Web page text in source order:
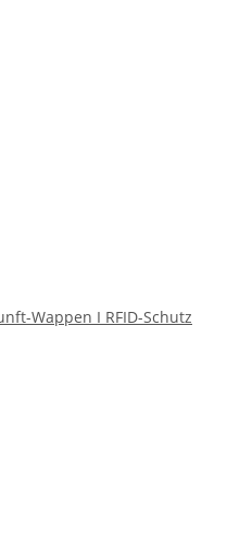
Wappen I RFID-Schutz